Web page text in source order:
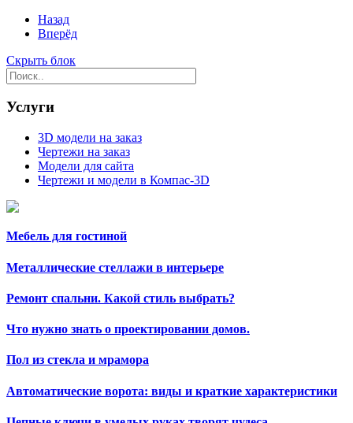
Назад
Вперёд
Скрыть блок
Услуги
3D модели на заказ
Чертежи на заказ
Модели для сайта
Чертежи и модели в Компас-3D
Мебель для гостиной
Металлические стеллажи в интерьере
Ремонт спальни. Какой стиль выбрать?
Что нужно знать о проектировании домов.
Пол из стекла и мрамора
Автоматические ворота: виды и краткие характеристики